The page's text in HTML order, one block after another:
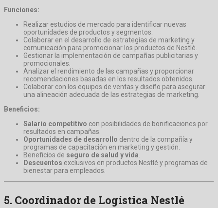
Funciones:
Realizar estudios de mercado para identificar nuevas
oportunidades de productos y segmentos.
Colaborar en el desarrollo de estrategias de marketing y
comunicación para promocionar los productos de Nestlé.
Gestionar la implementación de campañas publicitarias y
promocionales.
Analizar el rendimiento de las campañas y proporcionar
recomendaciones basadas en los resultados obtenidos.
Colaborar con los equipos de ventas y diseño para asegurar
una alineación adecuada de las estrategias de marketing.
Beneficios:
Salario competitivo con posibilidades de bonificaciones por
resultados en campañas.
Oportunidades de desarrollo dentro de la compañía y
programas de capacitación en marketing y gestión.
Beneficios de seguro de salud y vida
Descuentos exclusivos en productos Nestlé y programas de
bienestar para empleados.
5. Coordinador de Logística Nestlé